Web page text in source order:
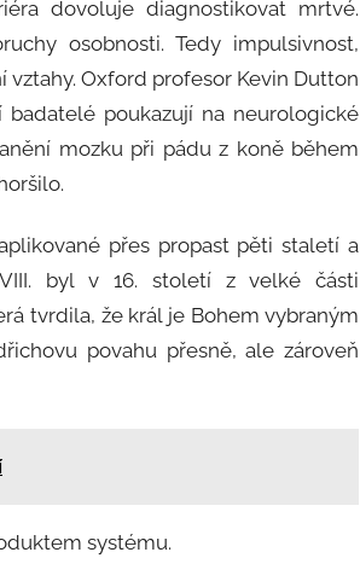
dovoluje diagnostikovat mrtvé.
osobnosti. Tedy impulsivnost,
Oxford profesor Kevin Dutton
poukazují na neurologické
mozku při pádu z koně během
přes propast pěti staletí a
byl v 16. století z velké části
tvrdila, že král je Bohem vybraným
povahu přesně, ale zároveň
systému.